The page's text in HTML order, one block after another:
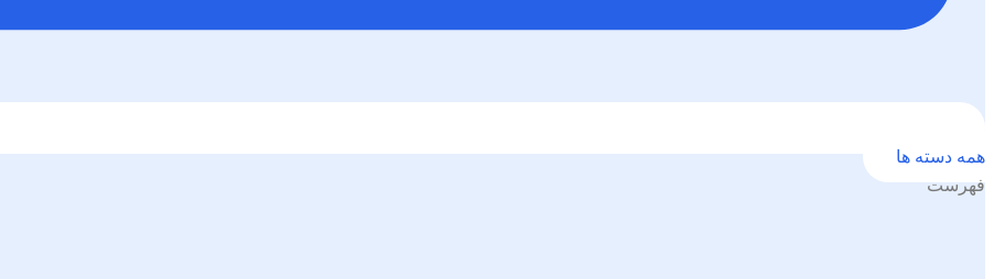
همه دسته ها
فهرست